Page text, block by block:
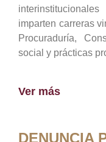
imparten carreras
Procuraduría,
social y prácticas
Ver más
DENUNCIA